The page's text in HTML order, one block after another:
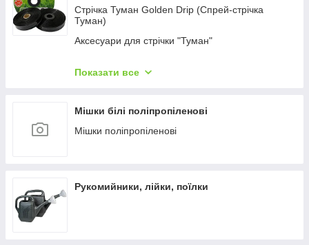
Стрічка Туман Golden Drip (Спрей-стрічка
Туман)
Аксесуари для стрічки "Туман"
Показати все
Мішки білі поліпропіленові
Мішки поліпропіленові
Рукомийники, лійки, поїлки